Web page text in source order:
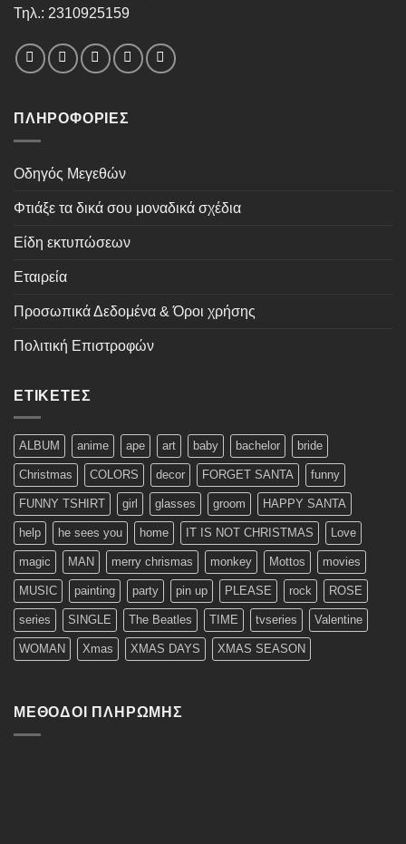
Τηλ.: 2310925159
ΠΛΗΡΟΦΟΡΊΕΣ
Οδηγός Μεγεθών
Φτιάξε τα δικά σου μοναδικά σχέδια
Είδη εκτυπώσεων
Εταιρεία
Προσωπικά Δεδομένα & Όροι χρήσης
Πολιτική Επιστροφών
ΕΤΙΚΈΤΕΣ
ALBUM anime ape art baby bachelor bride
Christmas COLORS decor FORGET SANTA funny
FUNNY TSHIRT girl glasses groom HAPPY SANTA
help he sees you home IT IS NOT CHRISTMAS Love
magic MAN merry chrismas monkey Mottos movies
MUSIC painting party pin up PLEASE rock ROSE
series SINGLE The Beatles TIME tvseries Valentine
WOMAN Xmas XMAS DAYS XMAS SEASON
ΜΈΘΟΔΟΙ ΠΛΗΡΩΜΉΣ